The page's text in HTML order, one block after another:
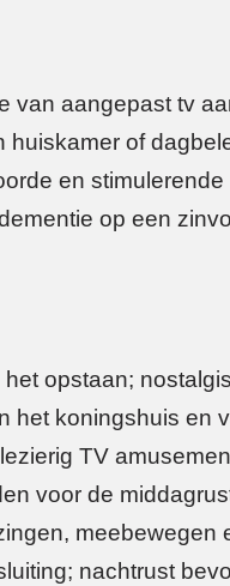
van aangepast tv
huiskamer of
en
op een
opstaan;
het koningshuis en
TV
voor de
meebewegen
nachtrust